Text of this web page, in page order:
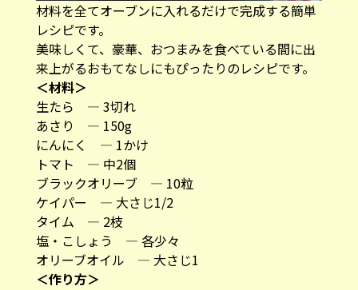
材料を全てオーブンに入れるだけで完成する簡単
レシピです。
美味しくて、豪華、おつまみを食べている間に出
来上がるおもてなしにもぴったりのレシピです。
＜材料＞
生たら ― 3切れ
あさり ― 150g
にんにく ― 1かけ
トマト ― 中2個
ブラックオリーブ ― 10粒
ケイパー ― 大さじ1/2
タイム ― 2枝
塩・こしょう ― 各少々
オリーブオイル ― 大さじ1
＜作り方＞